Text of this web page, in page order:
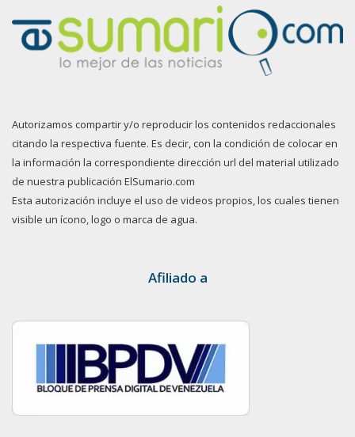
Autorizamos compartir y/o reproducir los contenidos redaccionales
citando la respectiva fuente. Es decir, con la condición de colocar en
la información la correspondiente dirección url del material utilizado
de nuestra publicación ElSumario.com
Esta autorización incluye el uso de videos propios, los cuales tienen
visible un ícono, logo o marca de agua.
Afiliado a